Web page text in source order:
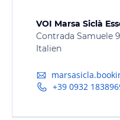
VOI Marsa Siclà
Contrada Samuele
Italien
+39 0932